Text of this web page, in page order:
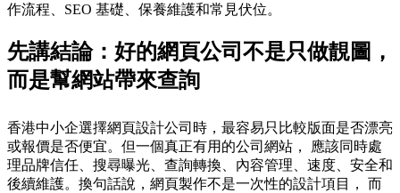
作流程、SEO 基礎、保養維護和常見伏位。
先講結論：好的網頁公司不是只做靚圖，
而是幫網站帶來查詢
香港中小企選擇網頁設計公司時，最容易只比較版面是否漂亮
或報價是否便宜。但一個真正有用的公司網站， 應該同時處
理品牌信任、搜尋曝光、查詢轉換、內容管理、速度、安全和
後續維護。換句話說，網頁製作不是一次性的設計項目， 而